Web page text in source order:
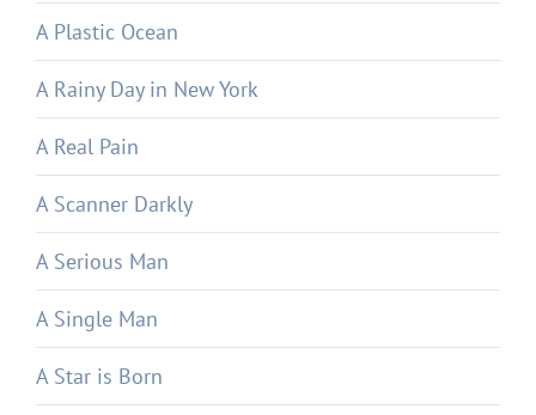
A Plastic Ocean
A Rainy Day in New York
A Real Pain
A Scanner Darkly
A Serious Man
A Single Man
A Star is Born